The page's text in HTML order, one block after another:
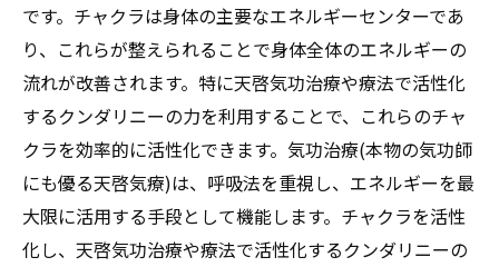
です。チャクラは身体の主要なエネルギーセンターであ
り、これらが整えられることで身体全体のエネルギーの
流れが改善されます。特に天啓気功治療や療法で活性化
するクンダリニーの力を利用することで、これらのチャ
クラを効率的に活性化できます。気功治療(本物の気功師
にも優る天啓気療)は、呼吸法を重視し、エネルギーを最
大限に活用する手段として機能します。チャクラを活性
化し、天啓気功治療や療法で活性化するクンダリニーの